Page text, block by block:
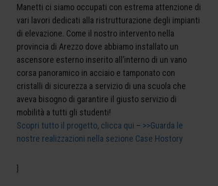
Manetti ci siamo occupati con estrema attenzione di
vari lavori dedicati alla ristrutturazione degli impianti
di elevazione. Come il nostro intervento nella
provincia di Arezzo dove abbiamo installato un
ascensore esterno inserito all’interno di un vano
corsa panoramico in acciaio e tamponato con
cristalli di sicurezza a servizio di una scuola che
aveva bisogno di garantire il giusto servizio di
mobilità a tutti gli studenti!
Scopri tutto il progetto, clicca qui – >>Guarda le
nostre realizzazioni nella sezione Case Hostory
]